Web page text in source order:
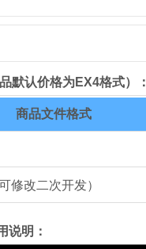
默认价格为EX4格式）：
商品文件格式
修改二次开发）
说明：